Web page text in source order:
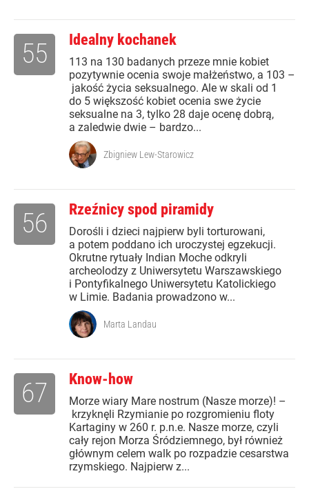
Idealny kochanek
113 na 130 badanych przeze mnie kobiet
pozytywnie ocenia swoje małżeństwo, a 103 –
jakość życia seksualnego. Ale w skali od 1
do 5 większość kobiet ocenia swe życie
seksualne na 3, tylko 28 daje ocenę dobrą,
a zaledwie dwie – bardzo...
55
Zbigniew Lew-Starowicz
Rzeźnicy spod piramidy
Dorośli i dzieci najpierw byli torturowani,
a potem poddano ich uroczystej egzekucji.
Okrutne rytuały Indian Moche odkryli
archeolodzy z Uniwersytetu Warszawskiego
i Pontyfikalnego Uniwersytetu Katolickiego
w Limie. Badania prowadzono w...
56
Marta Landau
Know-how
Morze wiary Mare nostrum (Nasze morze)! –
krzyknęli Rzymianie po rozgromieniu floty
Kartaginy w 260 r. p.n.e. Nasze morze, czyli
cały rejon Morza Śródziemnego, był również
głównym celem walk po rozpadzie cesarstwa
rzymskiego. Najpierw z...
67